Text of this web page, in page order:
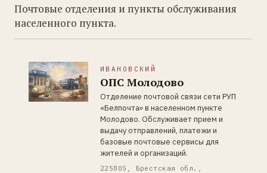
Почтовые отделения и пункты обслуживания
населенного пункта.
ИВАНОВСКИЙ
ОПС Молодово
Отделение почтовой связи сети РУП
«Белпочта» в населенном пункте
Молодово. Обслуживает прием и
выдачу отправлений, платежи и
базовые почтовые сервисы для
жителей и организаций.
225805, Брестская обл.,